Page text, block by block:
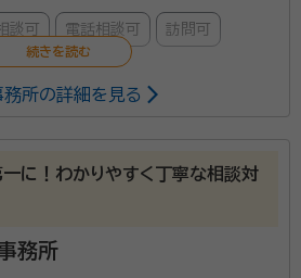
談可 電話相談可 訪問可
言書を作成したい｣｢親族間でトラ
産分割協議書を作成したい｣とい
ありましたら、ぜひお気軽にご相
務所の詳細を見る
に！わかりやすく丁寧な相談対
務所